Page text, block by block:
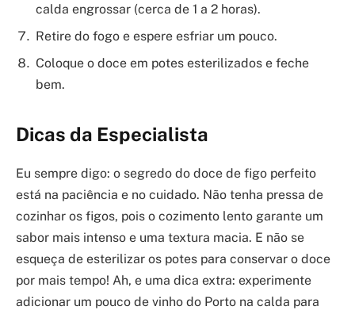
calda engrossar (cerca de 1 a 2 horas).
Retire do fogo e espere esfriar um pouco.
Coloque o doce em potes esterilizados e feche
bem.
Dicas da Especialista
Eu sempre digo: o segredo do doce de figo perfeito
está na paciência e no cuidado. Não tenha pressa de
cozinhar os figos, pois o cozimento lento garante um
sabor mais intenso e uma textura macia. E não se
esqueça de esterilizar os potes para conservar o doce
por mais tempo! Ah, e uma dica extra: experimente
adicionar um pouco de vinho do Porto na calda para